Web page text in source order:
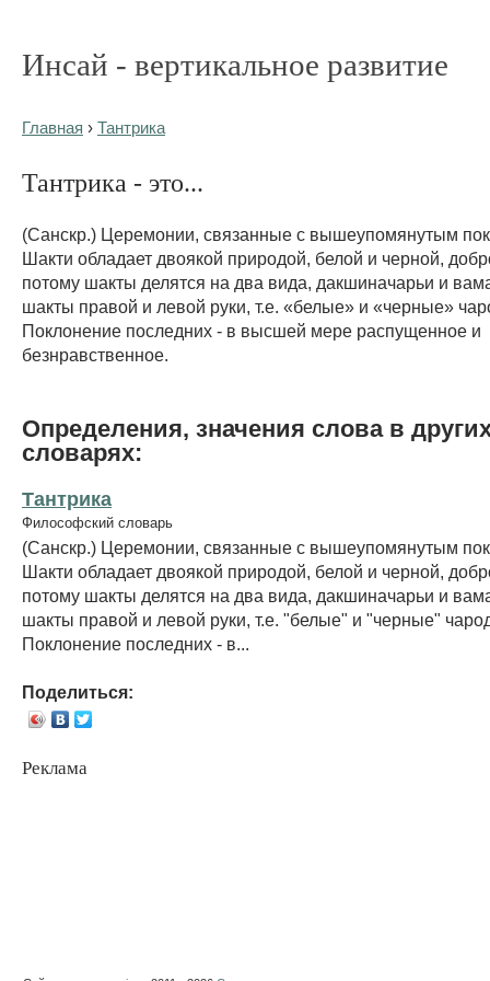
Инсай - вертикальное развитие
Главная › Тантрика
Тантрика - это...
(Санскр.) Церемонии, связанные с вышеупомянутым
Шакти обладает двоякой природой, белой и черной,
потому шакты делятся на два вида, дакшиначарьи и
шакты правой и левой руки, т.е. «белые» и «черные»
Поклонение последних - в высшей мере распущенное и
безнравственное.
Определения, значения слова в
словарях:
Тантрика
Философский словарь
(Санскр.) Церемонии, связанные с вышеупомянутым
Шакти обладает двоякой природой, белой и черной,
потому шакты делятся на два вида, дакшиначарьи и
шакты правой и левой руки, т.е. "белые" и "черные"
Поклонение последних - в...
Поделиться:
Реклама